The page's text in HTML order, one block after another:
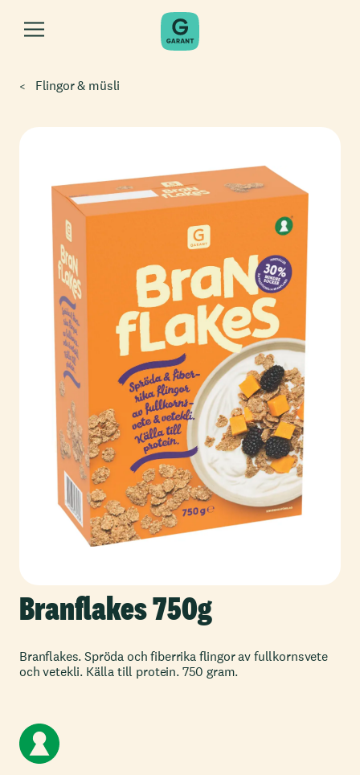
Flingor & müsli
Branflakes 750g
Branflakes. Spröda och fiberrika flingor av fullkornsvete
och vetekli. Källa till protein. 750 gram.